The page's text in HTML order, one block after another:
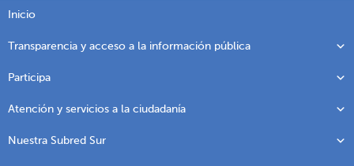
Inicio
Transparencia y acceso a la información pública
Participa
Atención y servicios a la ciudadanía
Nuestra Subred Sur